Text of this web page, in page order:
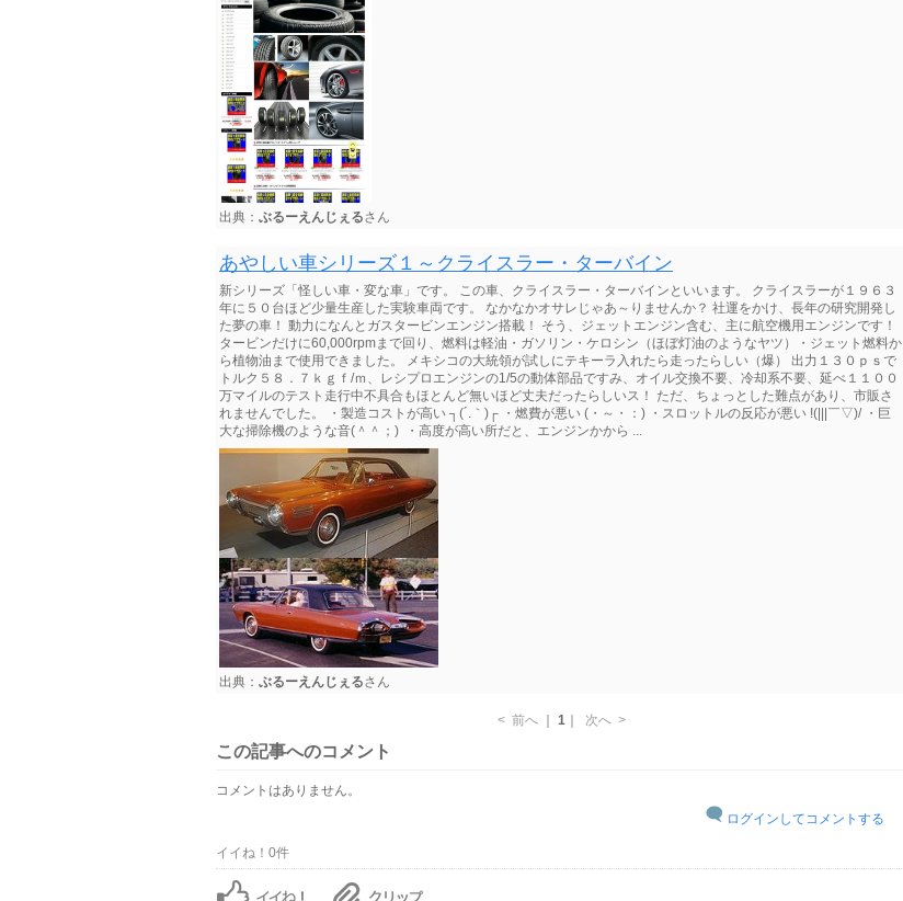
出典： ぶるーえんじぇるさん
あやしい車シリーズ１～クライスラー・ターバイン
新シリーズ「怪しい車・変な車」です。 この車、クライスラー・ターバインといいます。 クライスラーが１９６３
年に５０台ほど少量生産した実験車両です。 なかなかオサレじゃあ～りませんか？ 社運をかけ、長年の研究開発し
た夢の車！ 動力になんとガスタービンエンジン搭載！ そう、ジェットエンジン含む、主に航空機用エンジンです！
タービンだけに60,000rpmまで回り、燃料は軽油・ガソリン・ケロシン（ほぼ灯油のようなヤツ）・ジェット燃料か
ら植物油まで使用できました。 メキシコの大統領が試しにテキーラ入れたら走ったらしい（爆） 出力１３０ｐｓで
トルク５８．７ｋｇｆ/ｍ、レシプロエンジンの1/5の動体部品ですみ、オイル交換不要、冷却系不要、延べ１１００
万マイルのテスト走行中不具合もほとんど無いほど丈夫だったらしいス！ ただ、ちょっとした難点があり、市販さ
れませんでした。 ・製造コストが高い ┐(´.｀)┌ ・燃費が悪い (・～・：) ・スロットルの反応が悪い !(|||￣▽)/ ・巨
大な掃除機のような音(＾＾；) ・高度が高い所だと、エンジンかから ...
出典： ぶるーえんじぇるさん
< 前へ 1｜ 次へ >
この記事へのコメント
コメントはありません。
ログインしてコメントする
イイね！0件